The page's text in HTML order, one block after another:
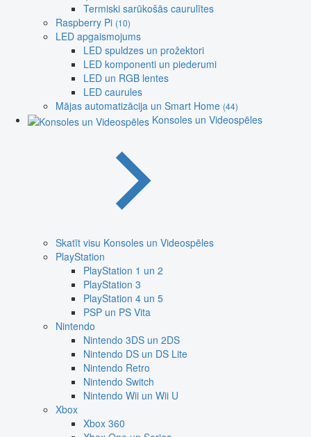
Termiski sarūkošās caurulītes
Raspberry Pi (10)
LED apgaismojums
LED spuldzes un prožektori
LED komponenti un piederumi
LED un RGB lentes
LED caurules
Mājas automatizācija un Smart Home (44)
Konsoles un Videospēles
Skatīt visu Konsoles un Videospēles
PlayStation
PlayStation 1 un 2
PlayStation 3
PlayStation 4 un 5
PSP un PS Vita
Nintendo
Nintendo 3DS un 2DS
Nintendo DS un DS Lite
Nintendo Retro
Nintendo Switch
Nintendo Wii un Wii U
Xbox
Xbox 360